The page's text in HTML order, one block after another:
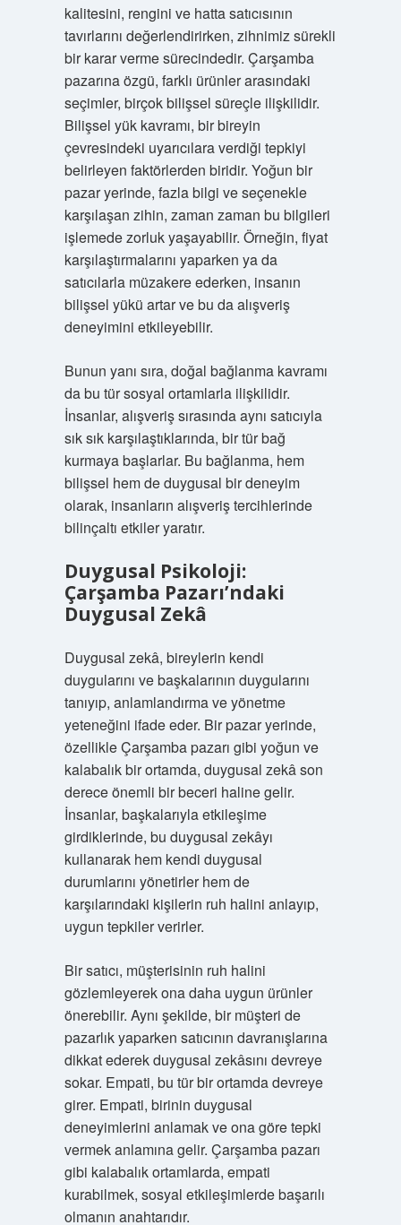
kalitesini, rengini ve hatta satıcısının
tavırlarını değerlendirirken, zihnimiz sürekli
bir karar verme sürecindedir. Çarşamba
pazarına özgü, farklı ürünler arasındaki
seçimler, birçok bilişsel süreçle ilişkilidir.
Bilişsel yük kavramı, bir bireyin
çevresindeki uyarıcılara verdiği tepkiyi
belirleyen faktörlerden biridir. Yoğun bir
pazar yerinde, fazla bilgi ve seçenekle
karşılaşan zihin, zaman zaman bu bilgileri
işlemede zorluk yaşayabilir. Örneğin, fiyat
karşılaştırmalarını yaparken ya da
satıcılarla müzakere ederken, insanın
bilişsel yükü artar ve bu da alışveriş
deneyimini etkileyebilir.
Bunun yanı sıra, doğal bağlanma kavramı
da bu tür sosyal ortamlarla ilişkilidir.
İnsanlar, alışveriş sırasında aynı satıcıyla
sık sık karşılaştıklarında, bir tür bağ
kurmaya başlarlar. Bu bağlanma, hem
bilişsel hem de duygusal bir deneyim
olarak, insanların alışveriş tercihlerinde
bilinçaltı etkiler yaratır.
Duygusal Psikoloji:
Çarşamba Pazarı’ndaki
Duygusal Zekâ
Duygusal zekâ, bireylerin kendi
duygularını ve başkalarının duygularını
tanıyıp, anlamlandırma ve yönetme
yeteneğini ifade eder. Bir pazar yerinde,
özellikle Çarşamba pazarı gibi yoğun ve
kalabalık bir ortamda, duygusal zekâ son
derece önemli bir beceri haline gelir.
İnsanlar, başkalarıyla etkileşime
girdiklerinde, bu duygusal zekâyı
kullanarak hem kendi duygusal
durumlarını yönetirler hem de
karşılarındaki kişilerin ruh halini anlayıp,
uygun tepkiler verirler.
Bir satıcı, müşterisinin ruh halini
gözlemleyerek ona daha uygun ürünler
önerebilir. Aynı şekilde, bir müşteri de
pazarlık yaparken satıcının davranışlarına
dikkat ederek duygusal zekâsını devreye
sokar. Empati, bu tür bir ortamda devreye
girer. Empati, birinin duygusal
deneyimlerini anlamak ve ona göre tepki
vermek anlamına gelir. Çarşamba pazarı
gibi kalabalık ortamlarda, empati
kurabilmek, sosyal etkileşimlerde başarılı
olmanın anahtarıdır.